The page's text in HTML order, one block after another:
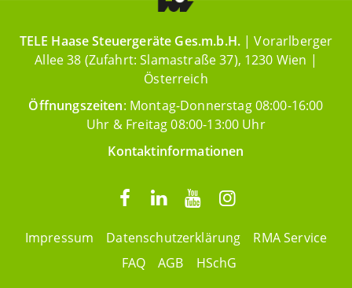
TELE Haase Steuergeräte Ges.m.b.H. | Vorarlberger
Allee 38 (Zufahrt: Slamastraße 37), 1230 Wien |
Österreich
Öffnungszeiten: Montag-Donnerstag 08:00-16:00
Uhr & Freitag 08:00-13:00 Uhr
Kontaktinformationen
Impressum Datenschutzerklärung
RMA Service
FAQ
AGB HSchG